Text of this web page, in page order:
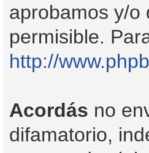
aprobamos y/o
permisible.
http://
Acordás no
difamatorio,